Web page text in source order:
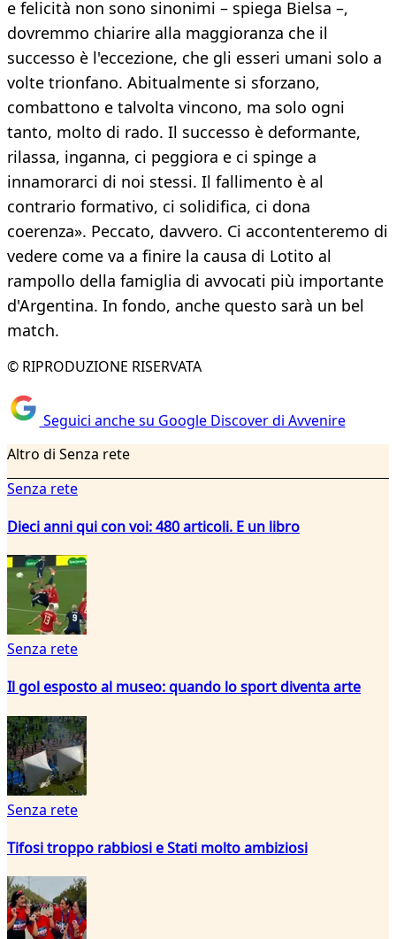
e felicità non sono sinonimi – spiega Bielsa –,
dovremmo chiarire alla maggioranza che il
successo è l'eccezione, che gli esseri umani solo a
volte trionfano. Abitualmente si sforzano,
combattono e talvolta vincono, ma solo ogni
tanto, molto di rado. Il successo è deformante,
rilassa, inganna, ci peggiora e ci spinge a
innamorarci di noi stessi. Il fallimento è al
contrario formativo, ci solidifica, ci dona
coerenza». Peccato, davvero. Ci accontenteremo di
vedere come va a finire la causa di Lotito al
rampollo della famiglia di avvocati più importante
d'Argentina. In fondo, anche questo sarà un bel
match.
© RIPRODUZIONE RISERVATA
Seguici anche su Google Discover di Avvenire
Altro di Senza rete
Senza rete
Dieci anni qui con voi: 480 articoli. E un libro
Senza rete
Il gol esposto al museo: quando lo sport diventa arte
Senza rete
Tifosi troppo rabbiosi e Stati molto ambiziosi